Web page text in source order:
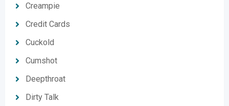
Creampie
Credit Cards
Cuckold
Cumshot
Deepthroat
Dirty Talk